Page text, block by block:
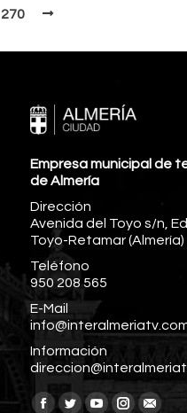
270
Empresa municipal de
de Almería
Dirección
Avenida del Toyo s/n,
Toyo-Retamar (Almería)
Teléfono
950 208 565
E-Mail
Información
Encuéntranos en: